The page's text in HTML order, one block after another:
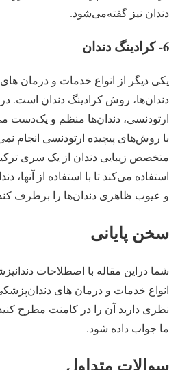
دندان نیز گفته‌می‌شود.
6- کرادینگ دندان
یکی دیگر از انواع خدمات و درمان
دندان‌ها، روش کرادینگ دندان است.
ارتودنسی، دندان‌ها منظم و یک‌دست
با روش‌های پیچیده ارتودنسی انجام
متخصص زیبایی دندان از یک سری
استفاده می‌کند تا با استفاده از آنها،
و عیوب ظاهری دندان‌ها را برطرف
سخن پایانی
شما دراین مقاله با اصطلاحات
انواع خدمات و درمان های
نظری دارید آن را در کامنت مطرح
ما جواب داده شود.
سوالات متداول